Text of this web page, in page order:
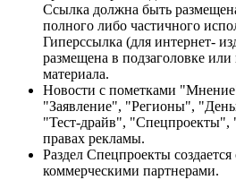
Ссылка должна быть
полного либо частичного
Гиперссылка (для интернет-
размещена в подзаголовке или
материала.
Новости с пометками
"Заявление", "Регионы",
"Тест-драйв",
правах рекламы.
Раздел Спецпроекты создается
коммерческими партнерами.